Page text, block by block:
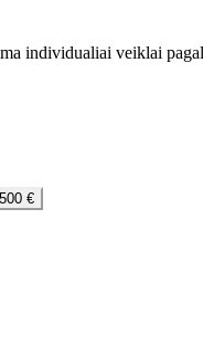
individualiai veiklai pagal
€